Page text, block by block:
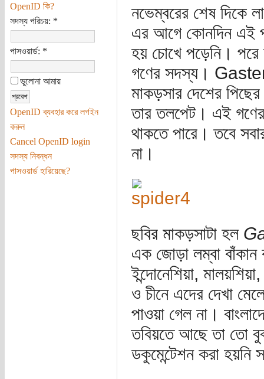
OpenID কি?
সদস্য পরিচয়: *
পাসওয়ার্ড: *
ভুলোনা আমায়
OpenID ব্যবহার করে লগইন
করুন
Cancel OpenID login
সদস্য নিবন্ধন
পাসওয়ার্ড হারিয়েছে?
নভেম্বরের শেষ দিকে
এর আগে কোনদিন এই
হয় চোখে পড়েনি।
গণের সদস্য।
মাকড়সার দেশের
তার তলপেট। এই গণের
থাকতে পারে। তবে
না।
ছবির মাকড়সাটা হল
এক জোড়া লম্বা বাঁকান
ইন্দোনেশিয়া,
ও চীনে এদের দেখা
পাওয়া গেল না।
তবিয়তে আছে তা তো
ডকুমেন্টেশন করা